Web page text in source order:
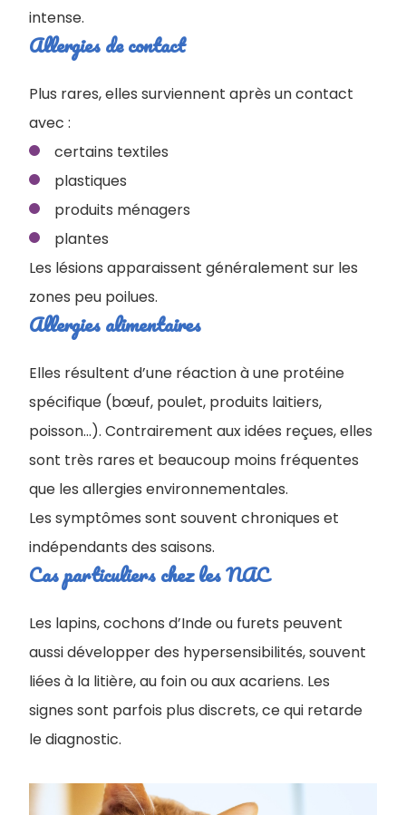
intense.
Allergies de contact
Plus rares, elles surviennent après un contact
avec :
certains textiles
plastiques
produits ménagers
plantes
Les lésions apparaissent généralement sur les
zones peu poilues.
Allergies alimentaires
Elles résultent d’une réaction à une protéine
spécifique (bœuf, poulet, produits laitiers,
poisson…). Contrairement aux idées reçues, elles
sont très rares et beaucoup moins fréquentes
que les allergies environnementales.
Les symptômes sont souvent chroniques et
indépendants des saisons.
Cas particuliers chez les NAC
Les lapins, cochons d’Inde ou furets peuvent
aussi développer des hypersensibilités, souvent
liées à la litière, au foin ou aux acariens. Les
signes sont parfois plus discrets, ce qui retarde
le diagnostic.